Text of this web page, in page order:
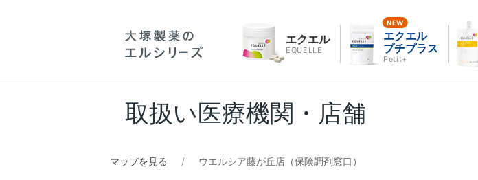
エクエル
EQUELLE
エクエル
プチプラス
Petit+
取扱い医療機関・店舗
マップを見る ウエルシア藤が丘店（保険調剤窓口）